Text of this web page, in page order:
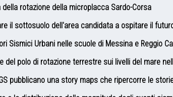
della rotazione della microplacca Sardo-Corsa
il sottosuolo dell'area candidata a ospitare il
Sismici Urbani nelle scuole di Messina e Reggio
del polo di rotazione terrestre sui livelli del mare
pubblicano una story maps che ripercorre le